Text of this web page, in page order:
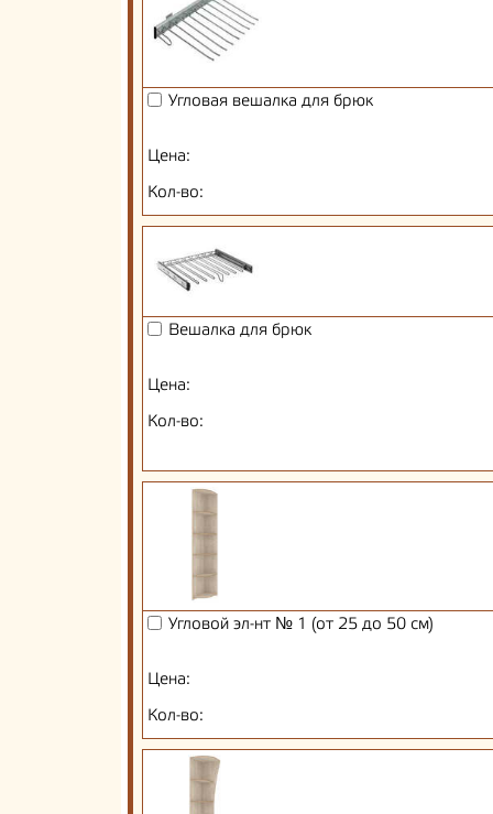
Угловая вешалка для брюк
Цена:
Кол-во:
Вешалка для брюк
Цена:
Кол-во:
Угловой эл-нт № 1 (от 25 до 50 см)
Цена:
Кол-во: